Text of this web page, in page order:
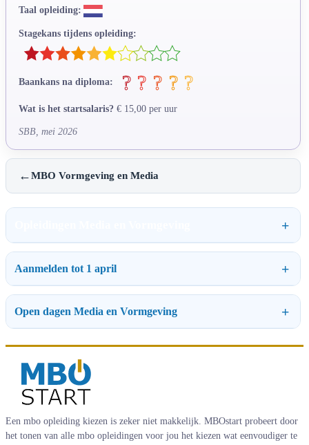
Taal opleiding:
Stagekans tijdens opleiding:
Baankans na diploma:
Wat is het startsalaris? € 15,00 per uur
SBB, mei 2026
←MBO Vormgeving en Media
Aanmelden tot 1 april
Open dagen Media en Vormgeving
Een mbo opleiding kiezen is zeker niet makkelijk. MBOstart probeert door
het tonen van alle mbo opleidingen voor jou het kiezen wat eenvoudiger te